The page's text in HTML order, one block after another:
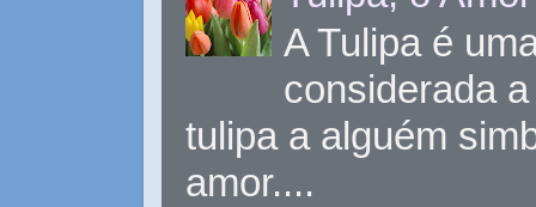
A Tulipa é
considerada
tulipa a alguém
amor....